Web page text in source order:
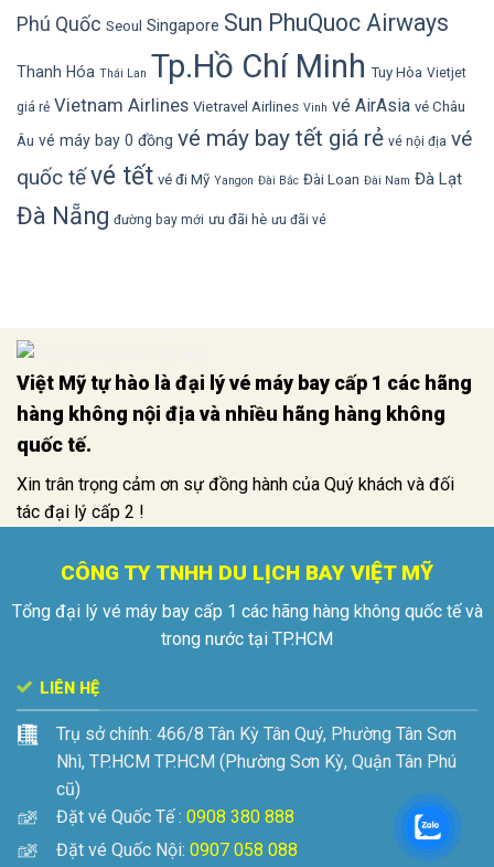
Phú Quốc Seoul Singapore Sun PhuQuoc Airways
Thanh Hóa Thái Lan Tp.Hồ Chí Minh Tuy Hòa Vietjet
giá rẻ Vietnam Airlines Vietravel Airlines Vinh vé AirAsia vé Châu
Âu vé máy bay 0 đồng vé máy bay tết giá rẻ vé nội địa vé
quốc tếvé tết vé đi Mỹ Yangon Đài Bắc Đài Loan Đài Nam Đà Lạt
Đà Nẵng đường bay mới ưu đãi hè ưu đãi vé
Việt Mỹ tự hào là đại lý vé máy bay cấp 1 các hãng
hàng không nội địa và nhiều hãng hàng không
quốc tế.
Xin trân trọng cảm ơn sự đồng hành của Quý khách và đối
tác đại lý cấp 2 !
CÔNG TY TNHH DU LỊCH BAY VIỆT MỸ
Tổng đại lý vé máy bay cấp 1 các hãng hàng không quốc tế và
trong nước tại TP.HCM
LIÊN HỆ
Trụ sở chính: 466/8 Tân Kỳ Tân Quý, Phường Tân Sơn
Nhì, TP.HCM TP.HCM (Phường Sơn Kỳ, Quận Tân Phú
cũ)
Đặt vé Quốc Tế : 0908 380 888
Đặt vé Quốc Nội: 0907 058 088